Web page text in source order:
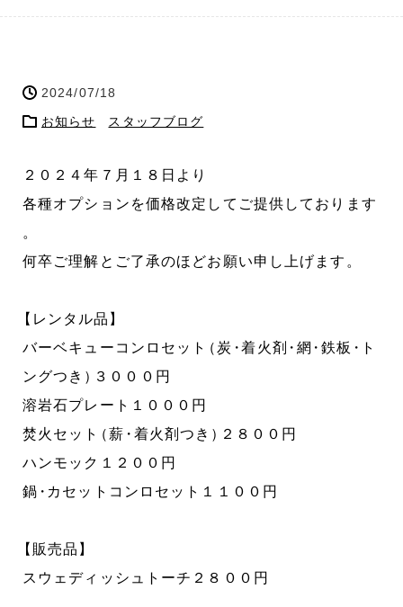
2024/07/18
お知らせ
スタッフブログ
２０２４年７月１８日より
各種オプションを価格改定してご提供しております
。
何卒ご理解とご了承のほどお願い申し上げます 。
【 レンタル品 】
バーベキューコンロセット（ 炭・着火剤 ・網・鉄板・ ト
ングつき ）３０００円
溶岩石プレート１０００円
焚火セット（薪・着火剤つき ）２８００円
ハンモック１２００円
鍋・カセットコンロセット１１００円
【 販売品 】
スウェディッシュトーチ２８００円